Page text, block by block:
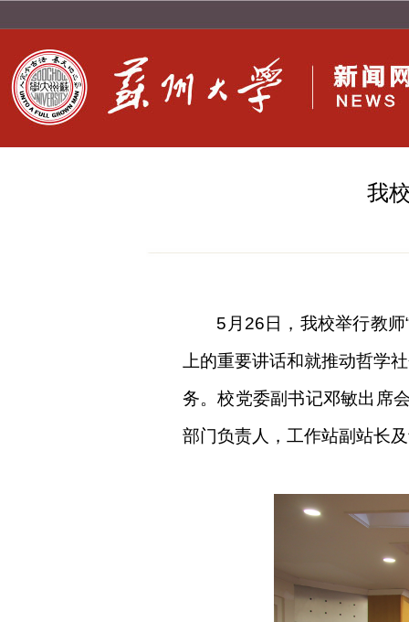
我
5月26日，我校举行教师
上的重要讲话和就推动哲学
务。校党委副书记邓敏出席
部门负责人，工作站副站长